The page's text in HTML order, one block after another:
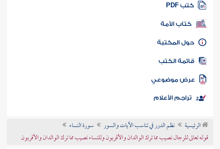
كتب PDF
كتاب الأمة
المكتبة
الكتب
موضوعي
تراجم الأعلام
الرئيسية نظم الدرر في تناسب الآيات والسور
سورة النساء
قوله تعالى للرجال نصيب مما ترك الوالدان والأقربون وللنساء نصيب مما ترك الوالدان والأقربون